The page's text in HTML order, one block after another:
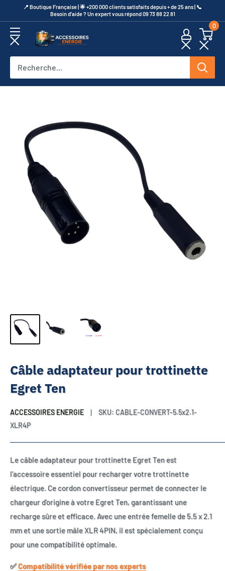
au
contenu
​📍​ Boutique Française | 🌟 +200 000 clients satisfaits depuis + de 25 ans | 📞​
Besoin d’aide ? Un expert vous répond 09 73 88 22 81
Accessoires
0
Câble adaptateur pour trottinette
Egret Ten
ACCESSOIRES ENERGIE SKU: CABLE-CONVERT-5.5x2.1-
XLR4P
Le câble adaptateur pour trottinette Egret Ten est
l'accessoire essentiel pour recharger votre trottinette
électrique. Ce cordon convertisseur permet de connecter le
chargeur d'origine à votre Egret Ten, garantissant une
recharge sûre et efficace. Avec une entrée femelle de 5.5 x 2.1
mm et une sortie mâle XLR 4PIN, il est spécialement conçu
pour une compatibilité optimale.
✅​Compatibilité vérifiée par nos experts